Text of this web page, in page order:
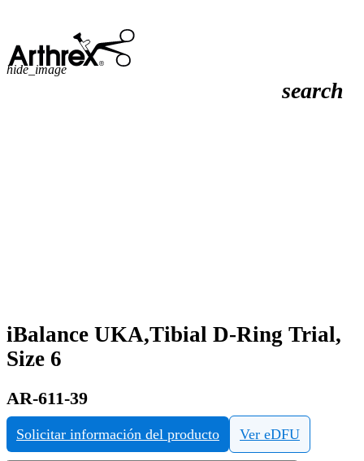
search
hide_image
iBalance UKA,Tibial D-Ring Trial,
Size 6
AR-611-39
Solicitar información del producto Ver eDFU